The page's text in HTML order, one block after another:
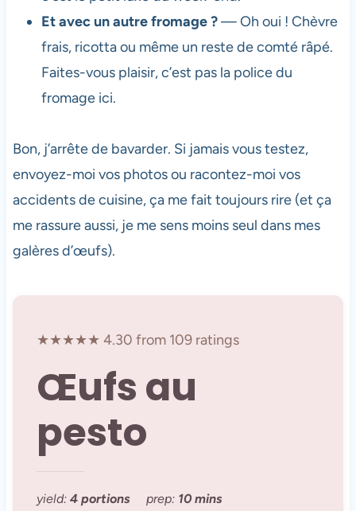
Et avec un autre fromage ?— Oh oui ! Chèvre
frais, ricotta ou même un reste de comté râpé.
Faites-vous plaisir, c’est pas la police du
fromage ici.
Bon, j’arrête de bavarder. Si jamais vous testez,
envoyez-moi vos photos ou racontez-moi vos
accidents de cuisine, ça me fait toujours rire (et ça
me rassure aussi, je me sens moins seul dans mes
galères d’œufs).
★★★★★ 4.30 from 109 ratings
Œufs au
pesto
yield: 4 portions prep: 10 mins